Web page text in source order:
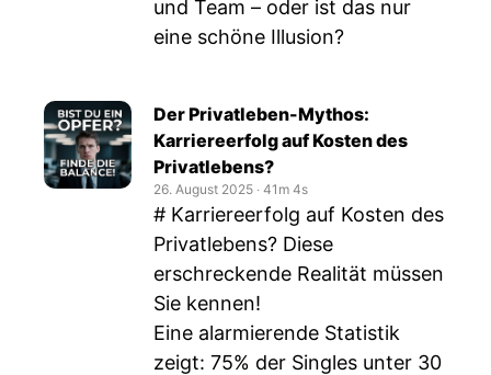
und Team – oder ist das nur
eine schöne Illusion?
Der Privatleben-Mythos:
Karriereerfolg auf Kosten des
Privatlebens?
26. August 2025 ‧ 41m 4s
# Karriereerfolg auf Kosten des
Privatlebens? Diese
erschreckende Realität müssen
Sie kennen!
Eine alarmierende Statistik
zeigt: 75% der Singles unter 30